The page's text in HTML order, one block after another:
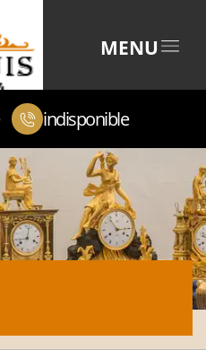
MENU
indisponible